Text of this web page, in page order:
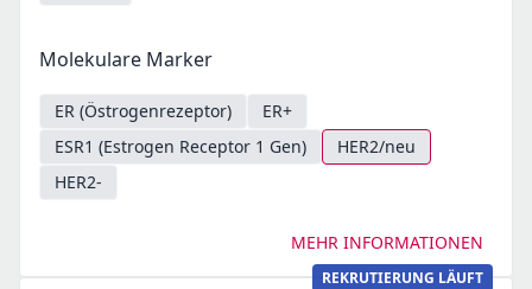
Molekulare Marker
ER (Östrogenrezeptor)
ER+
ESR1 (Estrogen Receptor 1 Gen)
HER2/neu
HER2-
MEHR INFORMATIONEN
REKRUTIERUNG LÄUFT